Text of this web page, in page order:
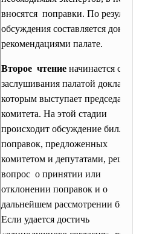
вносятся поправки. По
обсуждения составляется доклад
рекомендациями палате.
Второе чтение начинается с
заслушивания палатой доклада, с
которым выступает председатель
комитета. На этой стадии
происходит обсуждение билля и
поправок, предложенных
комитетом и депутатами,
вопрос о принятии или
отклонении поправок и о
дальнейшем рассмотрении билля.
Если удается достичь